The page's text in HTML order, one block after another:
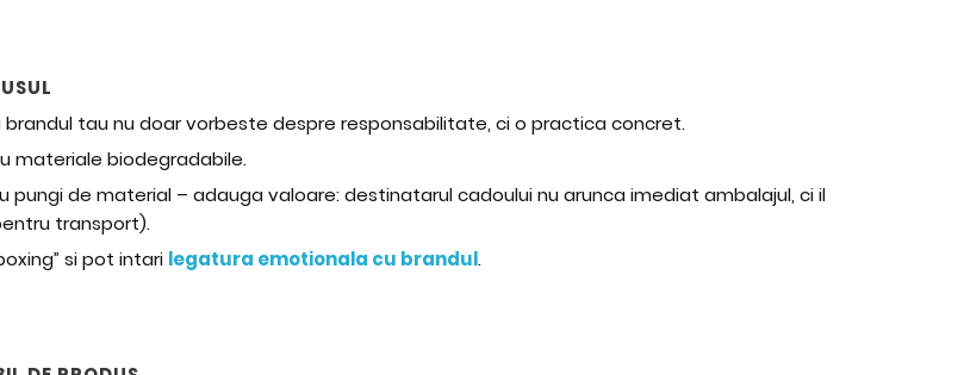
brandul tau nu doar vorbeste despre responsabilitate, ci o practica concret.
materiale biodegradabile.
pungi de material – adauga valoare: destinatarul cadoului nu arunca imediat ambalajul, ci il
transport).
si pot intari legatura emotionala cu brandul.